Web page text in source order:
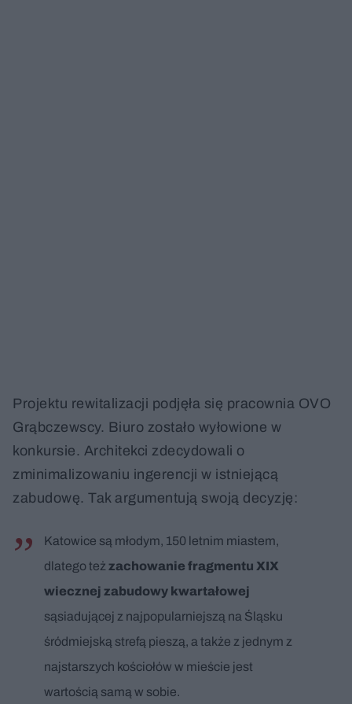
Projektu rewitalizacji podjęła się pracownia OVO
Grąbczewscy. Biuro zostało wyłowione w
konkursie. Architekci zdecydowali o
zminimalizowaniu ingerencji w istniejącą
zabudowę. Tak argumentują swoją decyzję:
Katowice są młodym, 150 letnim miastem,
dlatego też zachowanie fragmentu XIX
wiecznej zabudowy kwartałowej
sąsiadującej z najpopularniejszą na Śląsku
śródmiejską strefą pieszą, a także z jednym z
najstarszych kościołów w mieście jest
wartością samą w sobie.